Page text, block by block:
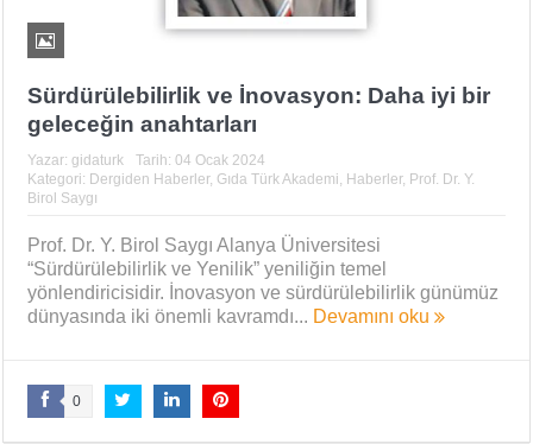
Sürdürülebilirlik ve İnovasyon: Daha iyi bir
geleceğin anahtarları
Yazar: gidaturk Tarih: 04 Ocak 2024
Kategori: Dergiden Haberler, Gıda Türk Akademi, Haberler, Prof. Dr. Y.
Birol Saygı
Prof. Dr. Y. Birol Saygı Alanya Üniversitesi
“Sürdürülebilirlik ve Yenilik” yeniliğin temel
yönlendiricisidir. İnovasyon ve sürdürülebilirlik günümüz
dünyasında iki önemli kavramdı... Devamını oku
0